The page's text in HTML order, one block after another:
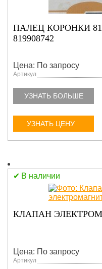
ПАЛЕЦ КОРОНКИ
819908742
Цена: По запросу
Артикул
УЗНАТЬ БОЛЬШЕ
УЗНАТЬ ЦЕНУ
В наличии
КЛАПАН
Цена: По запросу
Артикул